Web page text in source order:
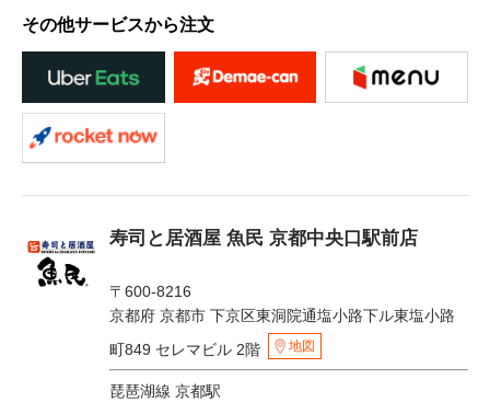
その他サービスから注文
寿司と居酒屋 魚民 京都中央口駅前店
〒600-8216
京都府 京都市 下京区東洞院通塩小路下ル東塩小路
町849 セレマビル 2階
地図
琵琶湖線 京都駅